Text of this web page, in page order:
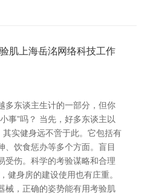
肌上海岳洺网络科技工作
多东谈主生计的一部分，但你
事”吗？ 当先，好多东谈主以
其实健身远不啻于此。它包括有
、饮食惩办等多个方面。盲目
受伤。科学的考验谋略和合理
健身房的建设使用也有庄重。
械，正确的姿势能有用考验肌